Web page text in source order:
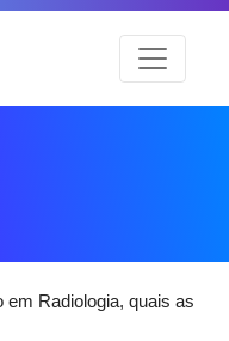
em Radiologia, quais as